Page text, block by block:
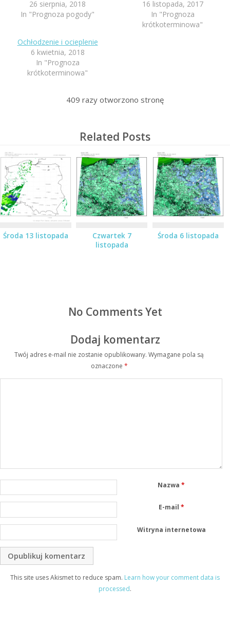
26 sierpnia, 2018
In "Prognoza pogody"
16 listopada, 2017
In "Prognoza
krótkoterminowa"
Ochłodzenie i ocieplenie
6 kwietnia, 2018
In "Prognoza
krótkoterminowa"
409 razy otworzono stronę
Related Posts
Środa 13 listopada
Czwartek 7
listopada
Środa 6 listopada
No Comments Yet
Dodaj komentarz
Twój adres e-mail nie zostanie opublikowany. Wymagane pola są
oznaczone *
Nazwa*
E-mail *
Witryna internetowa
This site uses Akismet to reduce spam. Learn how your comment data is
processed.